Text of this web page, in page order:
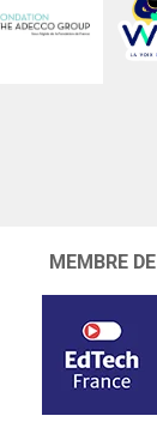
MEMBRE DE